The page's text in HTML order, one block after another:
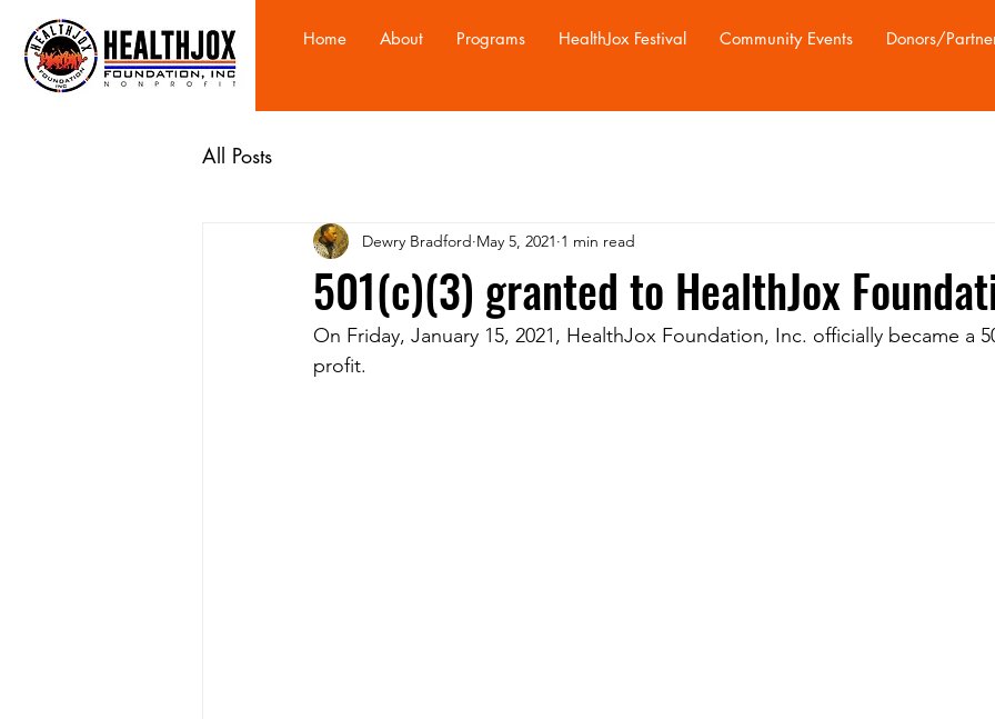
Home About Programs HealthJox Festival Community Events Donors/
All Posts
501(c)(3) granted to HealthJox
Dewry Bradford May 5, 2021 1 min read
On Friday, January 15, 2021, HealthJox Foundation, Inc. officially became a
profit.